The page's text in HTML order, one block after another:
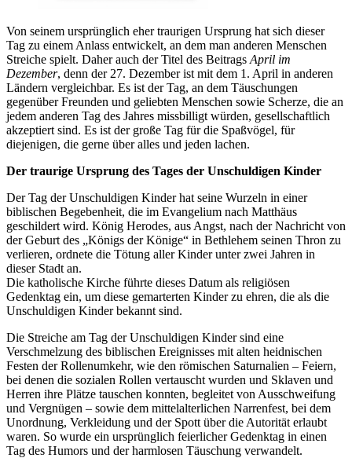
Von seinem ursprünglich eher traurigen Ursprung hat sich dieser
Tag zu einem Anlass entwickelt, an dem man anderen Menschen
Streiche spielt. Daher auch der Titel des Beitrags April im
Dezember, denn der 27. Dezember ist mit dem 1. April in anderen
Ländern vergleichbar. Es ist der Tag, an dem Täuschungen
gegenüber Freunden und geliebten Menschen sowie Scherze, die an
jedem anderen Tag des Jahres missbilligt würden, gesellschaftlich
akzeptiert sind. Es ist der große Tag für die Spaßvögel, für
diejenigen, die gerne über alles und jeden lachen.
Der traurige Ursprung des Tages der Unschuldigen Kinder
Der Tag der Unschuldigen Kinder hat seine Wurzeln in einer
biblischen Begebenheit, die im Evangelium nach Matthäus
geschildert wird. König Herodes, aus Angst, nach der Nachricht von
der Geburt des „Königs der Könige“ in Bethlehem seinen Thron zu
verlieren, ordnete die Tötung aller Kinder unter zwei Jahren in
dieser Stadt an.
Die katholische Kirche führte dieses Datum als religiösen
Gedenktag ein, um diese gemarterten Kinder zu ehren, die als die
Unschuldigen Kinder bekannt sind.
Die Streiche am Tag der Unschuldigen Kinder sind eine
Verschmelzung des biblischen Ereignisses mit alten heidnischen
Festen der Rollenumkehr, wie den römischen Saturnalien – Feiern,
bei denen die sozialen Rollen vertauscht wurden und Sklaven und
Herren ihre Plätze tauschen konnten, begleitet von Ausschweifung
und Vergnügen – sowie dem mittelalterlichen Narrenfest, bei dem
Unordnung, Verkleidung und der Spott über die Autorität erlaubt
waren. So wurde ein ursprünglich feierlicher Gedenktag in einen
Tag des Humors und der harmlosen Täuschung verwandelt.